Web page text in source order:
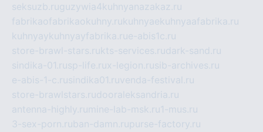
seksuzb.ruguzywia4kuhnyanazakaz.ru
fabrikaofabrikaokuhny.rukuhnyaekuhnyaafabrika.ru
kuhnyaykuhnyayfabrika.rue-abis1c.ru
store-brawl-stars.rukts-services.rudark-sand.ru
sindika-01.rusp-life.rux-legion.rusib-archives.ru
e-abis-1-c.rusindika01.ruvenda-festival.ru
store-brawlstars.rudooraleksandria.ru
antenna-highly.ru mine-lab-msk.ru1-mus.ru
3-sex-porn.ruban-damn.rupurse-factory.ru